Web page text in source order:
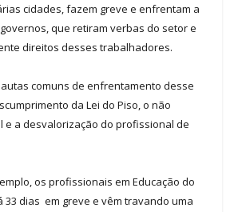
cidades, fazem greve e enfrentam a
que retiram verbas do setor e
direitos desses trabalhadores.
comuns de enfrentamento desse
da Lei do Piso, o não
e a desvalorização do profissional de
os profissionais em Educação do
33 dias em greve e vêm travando uma